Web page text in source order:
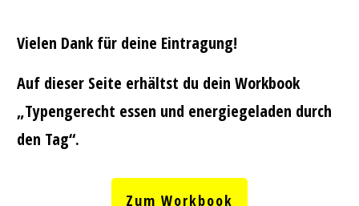
Vielen Dank für deine Eintragung!
Auf dieser Seite erhältst du dein Workbook
„Typengerecht essen und energiegeladen durch
den Tag“.
Zum Workbook